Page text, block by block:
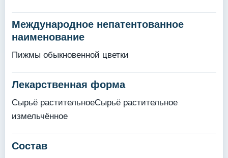
Международное непатентованное
наименование
Пижмы обыкновенной цветки
Лекарственная форма
Сырьё растительноеСырьё растительное
измельчённое
Состав